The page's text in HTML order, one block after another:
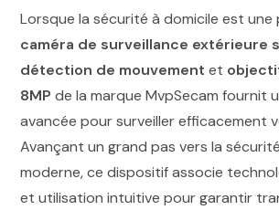
Lorsque la sécurité à domicile est une
caméra de surveillance extérieure
détection de mouvement et
8MP de la marque MvpSecam fournit
avancée pour surveiller efficacement
Avançant un grand pas vers la
moderne, ce dispositif associe
et utilisation intuitive pour garantir